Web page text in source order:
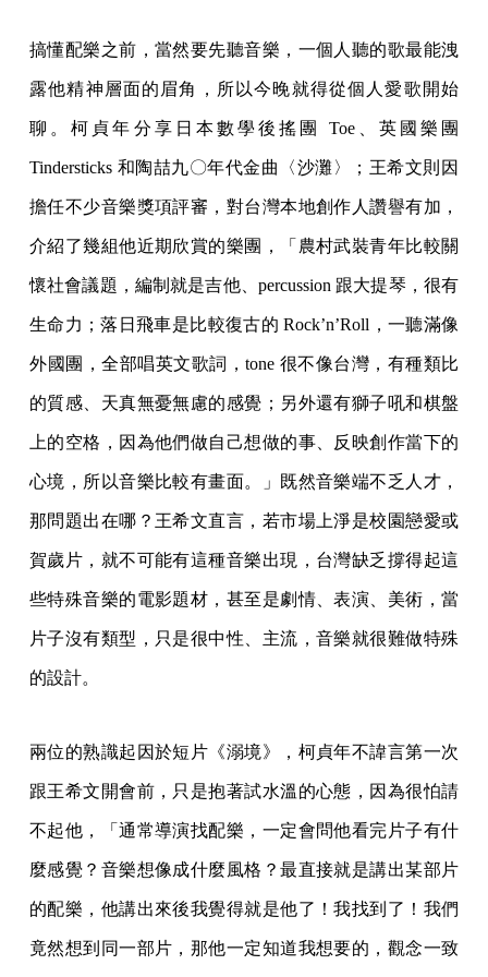
搞懂配樂之前，當然要先聽音樂，一個人聽的歌最能洩
露他精神層面的眉角，所以今晚就得從個人愛歌開始
聊。柯貞年分享日本數學後搖團 Toe、英國樂團
Tindersticks 和陶喆九〇年代金曲〈沙灘〉；王希文則因
擔任不少音樂獎項評審，對台灣本地創作人讚譽有加，
介紹了幾組他近期欣賞的樂團，「農村武裝青年比較關
懷社會議題，編制就是吉他、percussion 跟大提琴，很有
生命力；落日飛車是比較復古的 Rock’n’Roll，一聽滿像
外國團，全部唱英文歌詞，tone 很不像台灣，有種類比
的質感、天真無憂無慮的感覺；另外還有獅子吼和棋盤
上的空格，因為他們做自己想做的事、反映創作當下的
心境，所以音樂比較有畫面。」既然音樂端不乏人才，
那問題出在哪？王希文直言，若市場上淨是校園戀愛或
賀歲片，就不可能有這種音樂出現，台灣缺乏撐得起這
些特殊音樂的電影題材，甚至是劇情、表演、美術，當
片子沒有類型，只是很中性、主流，音樂就很難做特殊
的設計。
兩位的熟識起因於短片《溺境》，柯貞年不諱言第一次
跟王希文開會前，只是抱著試水溫的心態，因為很怕請
不起他，「通常導演找配樂，一定會問他看完片子有什
麼感覺？音樂想像成什麼風格？最直接就是講出某部片
的配樂，他講出來後我覺得就是他了！我找到了！我們
竟然想到同一部片，那他一定知道我想要的，觀念一致